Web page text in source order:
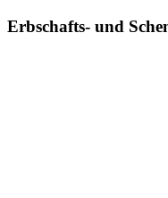
Erbschafts- und